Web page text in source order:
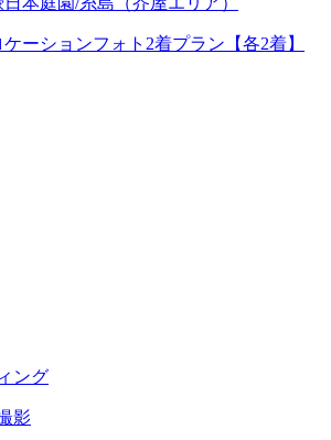
ケーションフォト2着プラン【各2着】
ング
影